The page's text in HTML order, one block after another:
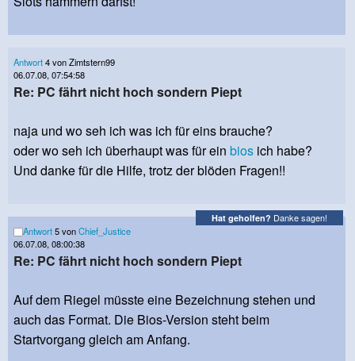
Antwort4 von Zimtstern99
06.07.08, 07:54:58
Re: PC fährt nicht hoch sondern Piept
naja und wo seh ich was ich für eins brauche?
oder wo seh ich überhaupt was für ein bios ich habe?
Und danke für die Hilfe, trotz der blöden Fragen!!
Hat geholfen? Danke sagen!
Antwort5 vonChief_Justice
06.07.08, 08:00:38
Re: PC fährt nicht hoch sondern Piept
Auf dem Riegel müsste eine Bezeichnung stehen und
auch das Format. Die Bios-Version steht beim
Startvorgang gleich am Anfang.